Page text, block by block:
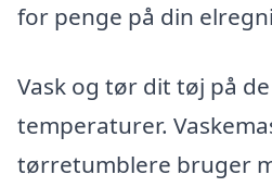
for penge på din
Vask og tør dit tøj på
temperaturer.
tørretumblere bruger